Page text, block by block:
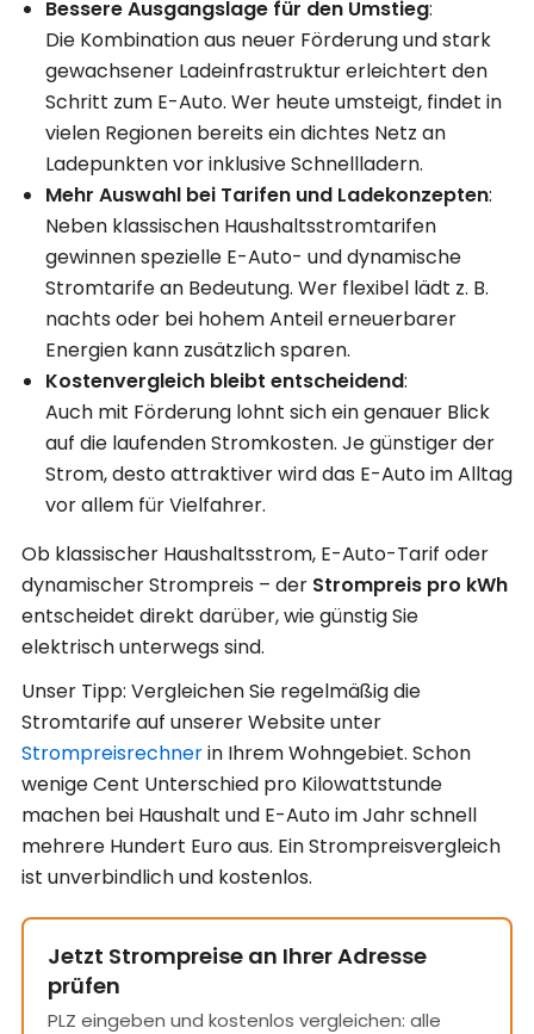
Bessere Ausgangslage für den Umstieg:
Die Kombination aus neuer Förderung und stark
gewachsener Ladeinfrastruktur erleichtert den
Schritt zum E-Auto. Wer heute umsteigt, findet in
vielen Regionen bereits ein dichtes Netz an
Ladepunkten vor inklusive Schnellladern.
Mehr Auswahl bei Tarifen und Ladekonzepten:
Neben klassischen Haushaltsstromtarifen
gewinnen spezielle E-Auto- und dynamische
Stromtarife an Bedeutung. Wer flexibel lädt z. B.
nachts oder bei hohem Anteil erneuerbarer
Energien kann zusätzlich sparen.
Kostenvergleich bleibt entscheidend:
Auch mit Förderung lohnt sich ein genauer Blick
auf die laufenden Stromkosten. Je günstiger der
Strom, desto attraktiver wird das E-Auto im Alltag
vor allem für Vielfahrer.
Ob klassischer Haushaltsstrom, E-Auto-Tarif oder
dynamischer Strompreis – der Strompreis pro kWh
entscheidet direkt darüber, wie günstig Sie
elektrisch unterwegs sind.
Unser Tipp: Vergleichen Sie regelmäßig die
Stromtarife auf unserer Website unter
Strompreisrechnerin Ihrem Wohngebiet. Schon
wenige Cent Unterschied pro Kilowattstunde
machen bei Haushalt und E-Auto im Jahr schnell
mehrere Hundert Euro aus. Ein Strompreisvergleich
ist unverbindlich und kostenlos.
Jetzt Strompreise an Ihrer Adresse
prüfen
PLZ eingeben und kostenlos vergleichen: alle